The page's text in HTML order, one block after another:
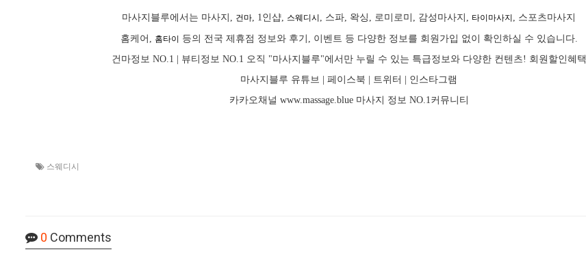
마사지블루에서는 마사지, 건마, 1인샵, 스웨디시 , 스파, 왁싱, 로미로미, 감성마사지, 타이마사지 , 스포츠마사지
홈케어, 홈타이 등의 전국 제휴점 정보와 후기, 이벤트 등 다양한 정보를 회원가입 없이 확인하실 수 있습니다.
건마정보 NO.1 | 뷰티정보 NO.1 오직 "마사지블루"에서만 누릴 수 있는 특급정보와 다양한 컨텐츠! 회원할인혜택
마사지블루 유튜브 | 페이스북 | 트위터 | 인스타그램
카카오채널 www.massage.blue 마사지 정보 NO.1커뮤니티
스웨디시
0 Comments